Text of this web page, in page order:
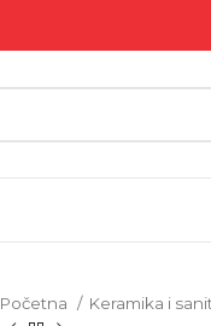
Početna Keramika i